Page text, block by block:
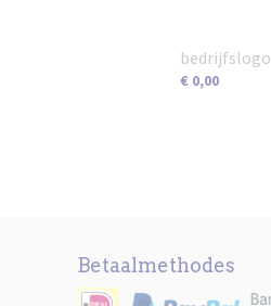
bedrijfslogo
€ 0,00
Betaalmethodes